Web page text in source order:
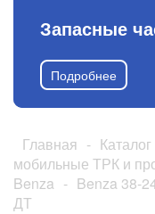
Запасные
Подробнее
Главная - Каталог
мобильные ТРК и
Benza - Benza 38-
ДТ